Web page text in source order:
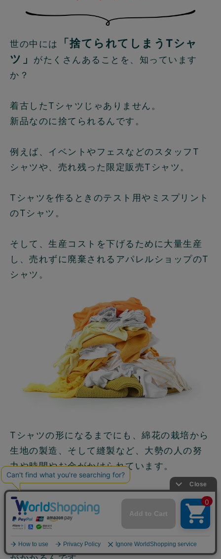
世の中には
「捨てられてしまうTシャ
ツ」
がたくさんあることを、知っています
か？
着古したTシャツじゃありません。
新品なのに捨てられるんです。
例えば、イベントやフェスなどのスタッフT
シャツや、売れ残った限定販売Tシャツ。
Tシャツを作るときのテスト用やミスプリント
のTシャツ。
そして、生産コストを下げるために大量生産
し、売れずに廃棄されるアパレルショップのT
シャツ。
Tシャツの形になるまでにも、綿花の栽培から
生地の製造、そして縫製など、大勢の人の努
力や時間やお金がかけられています。
それが世の中に出ることなく、大量に廃棄さ
れている現実にショックを受けました。
しかも、それを廃棄するために、大変なお金